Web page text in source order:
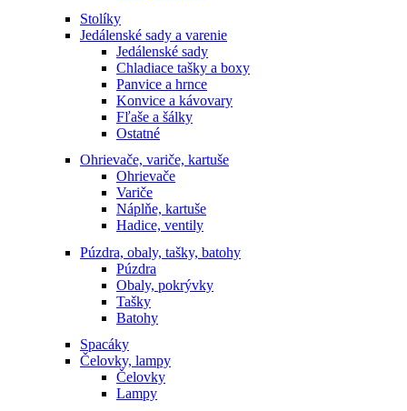
Stolíky
Jedálenské sady a varenie
Jedálenské sady
Chladiace tašky a boxy
Panvice a hrnce
Konvice a kávovary
Fľaše a šálky
Ostatné
Ohrievače, variče, kartuše
Ohrievače
Variče
Náplňe, kartuše
Hadice, ventily
Púzdra, obaly, tašky, batohy
Púzdra
Obaly, pokrývky
Tašky
Batohy
Spacáky
Čelovky, lampy
Čelovky
Lampy